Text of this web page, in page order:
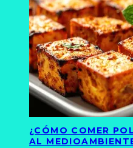
¿CÓMO COMER
AL